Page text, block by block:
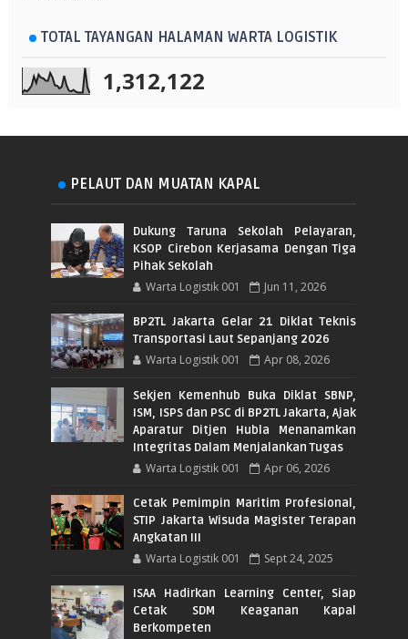
TOTAL TAYANGAN HALAMAN WARTA LOGISTIK
1,312,122
PELAUT DAN MUATAN KAPAL
Dukung Taruna Sekolah Pelayaran,
KSOP Cirebon Kerjasama Dengan Tiga
Pihak Sekolah
Warta Logistik 001 Jun 11, 2026
BP2TL Jakarta Gelar 21 Diklat Teknis
Transportasi Laut Sepanjang 2026
Warta Logistik 001 Apr 08, 2026
Sekjen Kemenhub Buka Diklat SBNP,
ISM, ISPS dan PSC di BP2TL Jakarta, Ajak
Aparatur Ditjen Hubla Menanamkan
Integritas Dalam Menjalankan Tugas
Warta Logistik 001 Apr 06, 2026
Cetak Pemimpin Maritim Profesional,
STIP Jakarta Wisuda Magister Terapan
Angkatan III
Warta Logistik 001 Sept 24, 2025
ISAA Hadirkan Learning Center, Siap
Cetak SDM Keaganan Kapal
Berkompeten